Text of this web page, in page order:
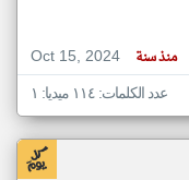
Oct 15, 2024
منذ سنة
عدد الكلمات: ١١٤ ميديا: ١